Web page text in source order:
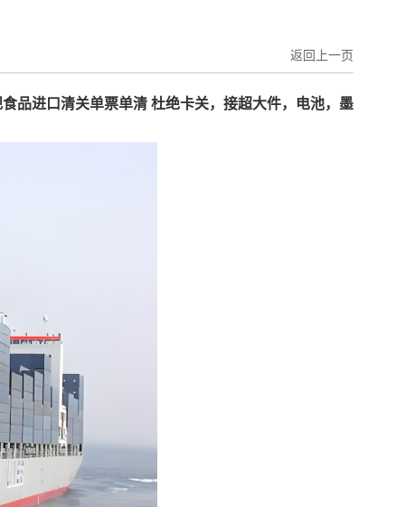
返回上一页
品进口清关单票单清 杜绝卡关，接超大件，电池，墨